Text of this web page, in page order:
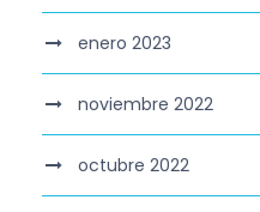
enero 2023
noviembre 2022
octubre 2022